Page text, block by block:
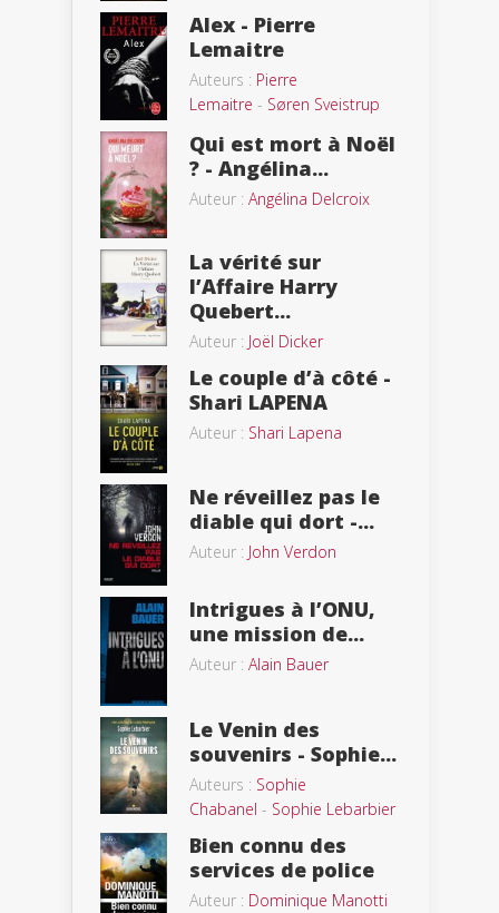
Alex - Pierre
Lemaitre
Auteurs : Pierre
Lemaitre - Søren Sveistrup
Qui est mort à Noël
? - Angélina...
Auteur : Angélina Delcroix
La vérité sur
l’Affaire Harry
Quebert...
Auteur : Joël Dicker
Le couple d’à côté -
Shari LAPENA
Auteur : Shari Lapena
Ne réveillez pas le
diable qui dort -...
Auteur : John Verdon
Intrigues à l’ONU,
une mission de...
Auteur : Alain Bauer
Le Venin des
souvenirs - Sophie...
Auteurs : Sophie
Chabanel - Sophie Lebarbier
Bien connu des
services de police
Auteur : Dominique Manotti